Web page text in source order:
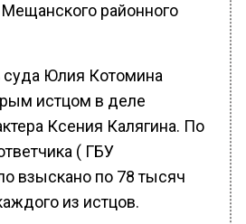
районного
суда Юлия Котомина
истцом в деле
Ксения Калягина. По
( ГБУ
взыскано по 78 тысяч
из истцов.